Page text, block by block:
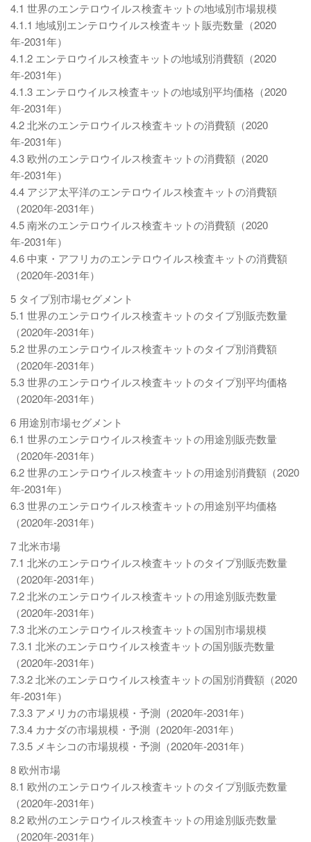
4.1 世界のエンテロウイルス検査キットの地域別市場規模
4.1.1 地域別エンテロウイルス検査キット販売数量（2020
年-2031年）
4.1.2 エンテロウイルス検査キットの地域別消費額（2020
年-2031年）
4.1.3 エンテロウイルス検査キットの地域別平均価格（2020
年-2031年）
4.2 北米のエンテロウイルス検査キットの消費額（2020
年-2031年）
4.3 欧州のエンテロウイルス検査キットの消費額（2020
年-2031年）
4.4 アジア太平洋のエンテロウイルス検査キットの消費額
（2020年-2031年）
4.5 南米のエンテロウイルス検査キットの消費額（2020
年-2031年）
4.6 中東・アフリカのエンテロウイルス検査キットの消費額
（2020年-2031年）
5 タイプ別市場セグメント
5.1 世界のエンテロウイルス検査キットのタイプ別販売数量
（2020年-2031年）
5.2 世界のエンテロウイルス検査キットのタイプ別消費額
（2020年-2031年）
5.3 世界のエンテロウイルス検査キットのタイプ別平均価格
（2020年-2031年）
6 用途別市場セグメント
6.1 世界のエンテロウイルス検査キットの用途別販売数量
（2020年-2031年）
6.2 世界のエンテロウイルス検査キットの用途別消費額（2020
年-2031年）
6.3 世界のエンテロウイルス検査キットの用途別平均価格
（2020年-2031年）
7 北米市場
7.1 北米のエンテロウイルス検査キットのタイプ別販売数量
（2020年-2031年）
7.2 北米のエンテロウイルス検査キットの用途別販売数量
（2020年-2031年）
7.3 北米のエンテロウイルス検査キットの国別市場規模
7.3.1 北米のエンテロウイルス検査キットの国別販売数量
（2020年-2031年）
7.3.2 北米のエンテロウイルス検査キットの国別消費額（2020
年-2031年）
7.3.3 アメリカの市場規模・予測（2020年-2031年）
7.3.4 カナダの市場規模・予測（2020年-2031年）
7.3.5 メキシコの市場規模・予測（2020年-2031年）
8 欧州市場
8.1 欧州のエンテロウイルス検査キットのタイプ別販売数量
（2020年-2031年）
8.2 欧州のエンテロウイルス検査キットの用途別販売数量
（2020年-2031年）